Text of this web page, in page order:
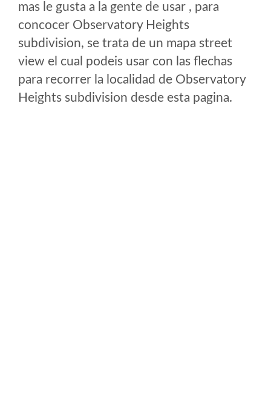
mas le gusta a la gente de usar , para
concocer Observatory Heights
subdivision, se trata de un mapa street
view el cual podeis usar con las flechas
para recorrer la localidad de Observatory
Heights subdivision desde esta pagina.